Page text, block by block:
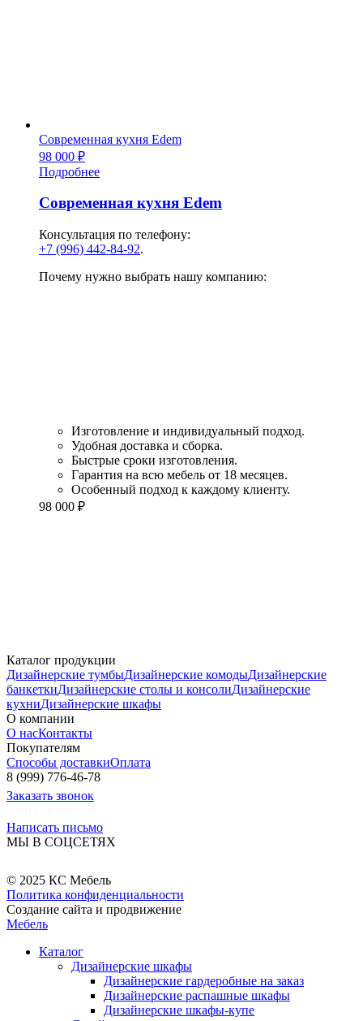
Современная кухня Edem
98 000 ₽
Подробнее
Современная кухня Edem
Консультация по телефону:
+7 (996) 442-84-92.
Почему нужно выбрать нашу компанию:
Изготовление и индивидуальный подход.
Удобная доставка и сборка.
Быстрые сроки изготовления.
Гарантия на всю мебель от 18 месяцев.
Особенный подход к каждому клиенту.
98 000 ₽
Каталог продукции
Дизайнерские тумбыДизайнерские комодыДизайнерские
банкеткиДизайнерские столы и консолиДизайнерские
кухниДизайнерские шкафы
О компании
О насКонтакты
Покупателям
Способы доставкиОплата
8 (999) 776-46-78
Заказать звонок
Написать письмо
МЫ В СОЦСЕТЯХ
© 2025 КС Мебель
Политика конфиденциальности
Создание сайта и продвижение
Мебель
Каталог
Дизайнерские шкафы
Дизайнерские гардеробные на заказ
Дизайнерские распашные шкафы
Дизайнерские шкафы-купе